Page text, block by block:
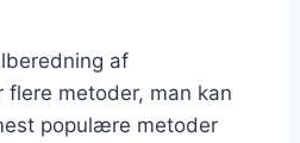
af
flere metoder, man kan
populære metoder